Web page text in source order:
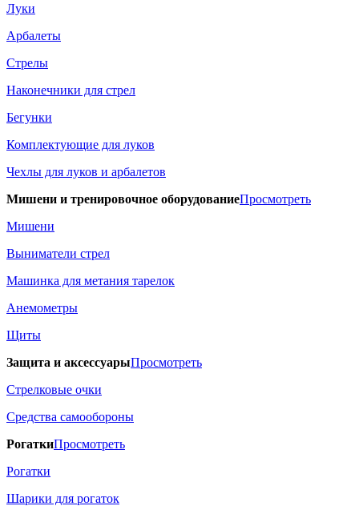
Луки
Арбалеты
Стрелы
Наконечники для стрел
Бегунки
Комплектующие для луков
Чехлы для луков и арбалетов
Мишени и тренировочное оборудованиеПросмотреть
Мишени
Выниматели стрел
Машинка для метания тарелок
Анемометры
Щиты
Защита и аксессуарыПросмотреть
Стрелковые очки
Средства самообороны
РогаткиПросмотреть
Рогатки
Шарики для рогаток